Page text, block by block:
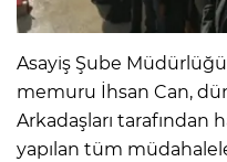
Asayiş Şube
memuru İhsan Can,
Arkadaşları tarafından
yapılan tüm